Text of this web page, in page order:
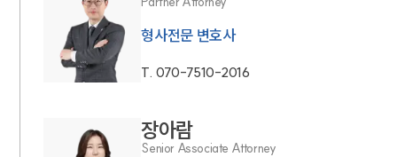
형사전문 변호사
T. 070-7510-2016
장아람
Senior Associate Attorney